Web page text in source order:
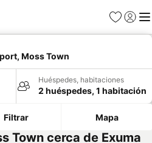
Favoritos
Iniciar
Moss Town
Huéspedes, habitaciones
2 huéspedes, 1 habitación
Filtrar Mapa
Town cerca de Exuma